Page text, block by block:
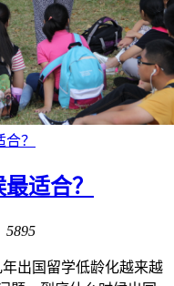
？
适合？
5895
出国留学低龄化越来越